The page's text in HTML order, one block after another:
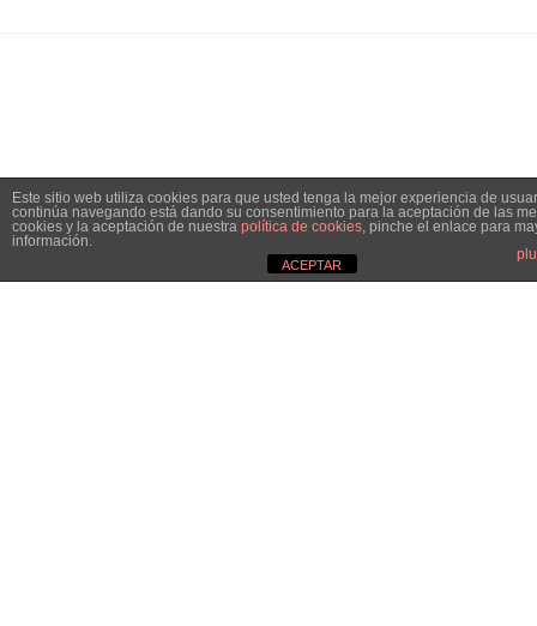
Este sitio web utiliza cookies para que usted tenga la mejor experiencia de
continúa navegando está dando su consentimiento para la aceptación de las
cookies y la aceptación de nuestra política de cookies, pinche el enlace para
información.
ACEPTAR